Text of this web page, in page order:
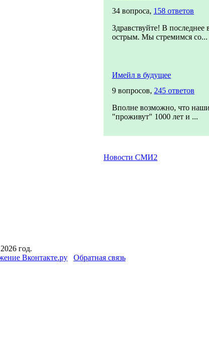
34 вопроса, 158 ответов
Здравствуйте! В последнее
острым. Мы стремимся со...
Имейл в будущее
9 вопросов, 245 ответов
Вполне возможно, что
"проживут" 1000 лет и ...
Новости СМИ2
2026 год.
Вконтакте.ру Обратная связь